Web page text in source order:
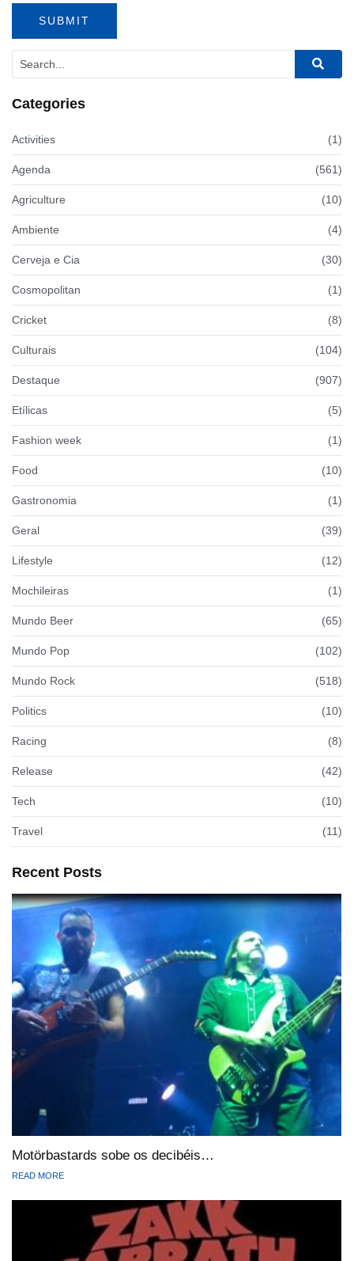
Categories
Activities (1)
Agenda (561)
Agriculture (10)
Ambiente (4)
Cerveja e Cia (30)
Cosmopolitan (1)
Cricket (8)
Culturais (104)
Destaque (907)
Etílicas (5)
Fashion week (1)
Food (10)
Gastronomia (1)
Geral (39)
Lifestyle (12)
Mochileiras (1)
Mundo Beer (65)
Mundo Pop (102)
Mundo Rock (518)
Politics (10)
Racing (8)
Release (42)
Tech (10)
Travel (11)
Recent Posts
Motörbastards sobe os decibéis…
READ MORE